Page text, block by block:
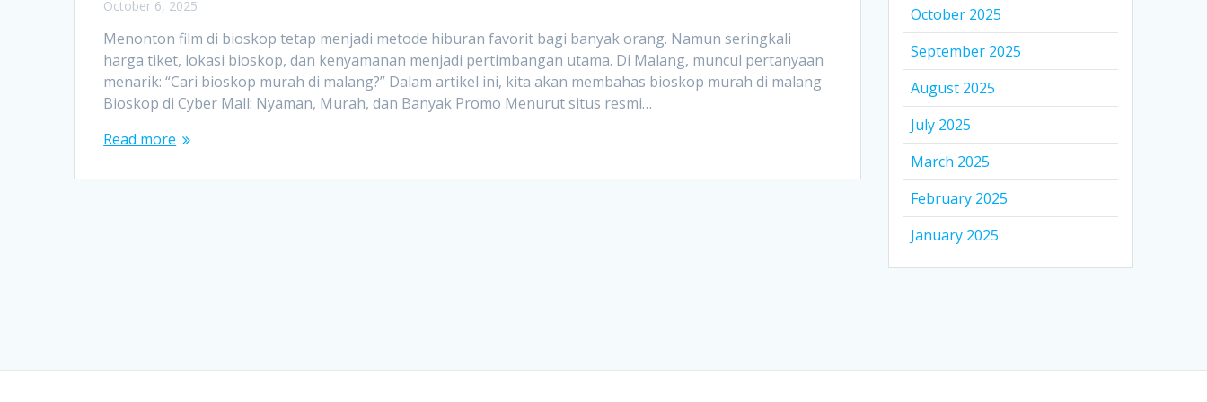
October 6, 2025
Menonton film di bioskop tetap menjadi metode hiburan favorit bagi banyak orang. Namun seringkali
harga tiket, lokasi bioskop, dan kenyamanan menjadi pertimbangan utama. Di Malang, muncul pertanyaan
menarik: “Cari bioskop murah di malang?” Dalam artikel ini, kita akan membahas bioskop murah di malang
Bioskop di Cyber Mall: Nyaman, Murah, dan Banyak Promo Menurut situs resmi…
Read more
October 2025
September 2025
August 2025
July 2025
March 2025
February 2025
January 2025